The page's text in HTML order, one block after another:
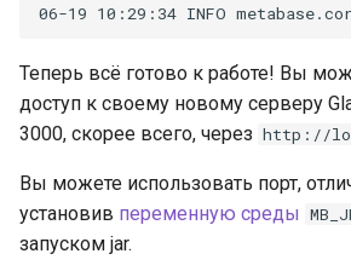
Теперь всё готово к работе! Вы
доступ к своему новому серверу
3000, скорее всего, через http://
Вы можете использовать порт,
установив переменную среды
запуском jar.